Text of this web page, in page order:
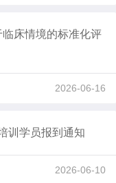
床情境的标准化评
2026-06-16
训学员报到通知
2026-06-10